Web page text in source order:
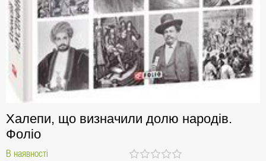
Халепи, що визначили долю народів.
Фоліо
В наявності